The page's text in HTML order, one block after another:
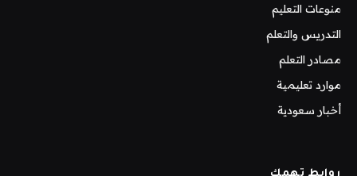
منوعات التعليم
التدريس والتعلم
مصادر التعلم
موارد تعليمية
أخبار سعودية